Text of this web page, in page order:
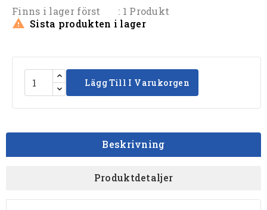
Finns i lager först : 1 Produkt
 Sista produkten i lager
Lägg Till I Varukorgen
Beskrivning
Produktdetaljer